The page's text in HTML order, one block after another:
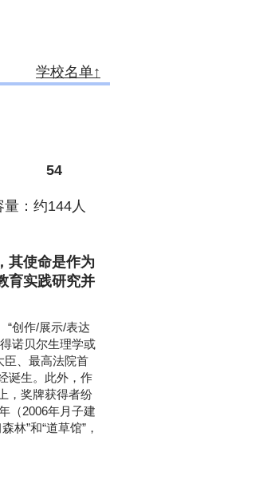
学校名单↑
54
量：约144人
其使命是作为
育实践研究并
“创作/展示/表达
诺贝尔生理学或
臣、最高法院首
诞生。此外，作
，奖牌获得者纷
（2006年月子建
林”和“道草馆”，